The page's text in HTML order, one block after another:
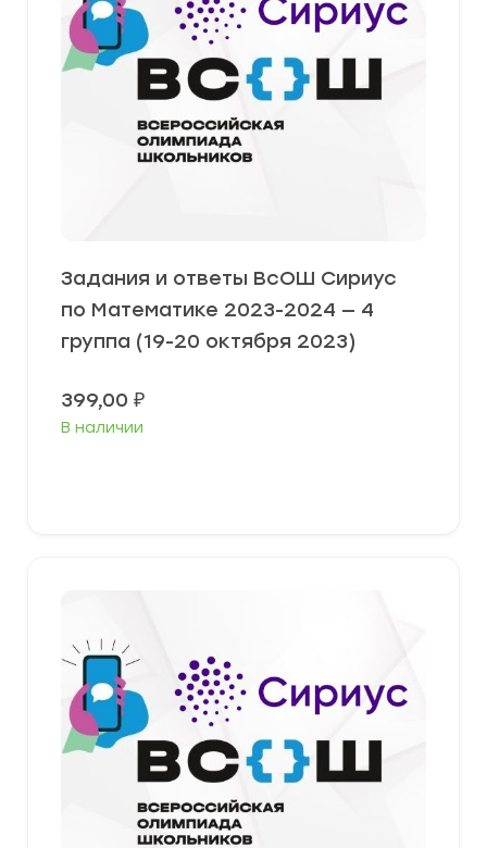
Задания и ответы ВсОШ Сириус
по Математике 2023-2024 — 4
группа (19-20 октября 2023)
399,00 ₽
В наличии